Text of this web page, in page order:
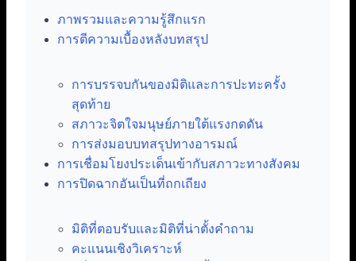
ภาพรวมและความรู้สึกแรก
การตีความเบื้องหลังบทสรุป
การบรรจบกันของมิติและการปะทะครั้ง
สุดท้าย
สภาวะจิตใจมนุษย์ภายใต้แรงกดดัน
การส่งมอบบทสรุปทางอารมณ์
การเชื่อมโยงประเด็นเข้ากับสภาวะทางสังคม
การปิดฉากอันเป็นที่ถกเถียง
มิติที่ตอบรับและมิติที่น่าตั้งคำถาม
คะแนนเชิงวิเคราะห์